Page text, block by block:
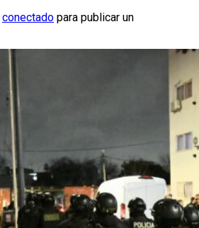
conectado para publicar un